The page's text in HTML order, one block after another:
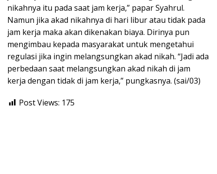
nikahnya itu pada saat jam kerja,” papar Syahrul.
Namun jika akad nikahnya di hari libur atau tidak pada
jam kerja maka akan dikenakan biaya. Dirinya pun
mengimbau kepada masyarakat untuk mengetahui
regulasi jika ingin melangsungkan akad nikah. “Jadi ada
perbedaan saat melangsungkan akad nikah di jam
kerja dengan tidak di jam kerja,” pungkasnya. (sai/03)
Post Views: 175